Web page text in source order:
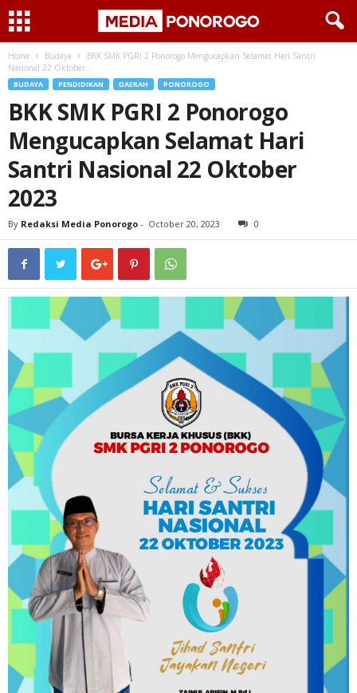
Home Budaya
BKK SMK PGRI 2 Ponorogo Mengucapkan Selamat Hari Santri
Nasional 22 Oktober...
BUDAYA PENDIDIKAN DAERAH PONOROGO
BKK SMK PGRI 2 Ponorogo
Mengucapkan Selamat Hari
Santri Nasional 22 Oktober
2023
By Redaksi Media Ponorogo - October 20, 2023 0